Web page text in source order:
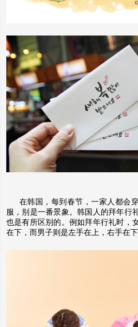
在韩国，每到春节，一家人都会
服，别是一番景象。韩国人的拜年行
也是有所区别的。例如拜年行礼时，
在下，而男子则是左手在上，右手在下